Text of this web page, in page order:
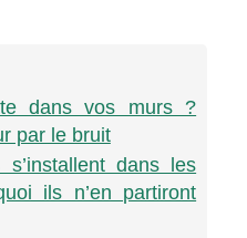
dans vos murs ?
par le bruit
dans les
ils n’en partiront